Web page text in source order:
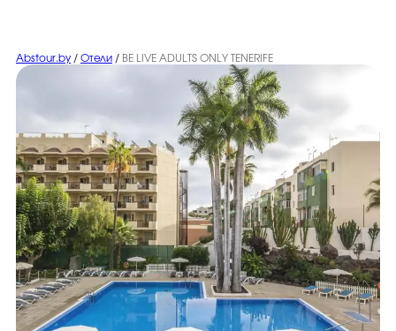
Abstour.by / Отели / BE LIVE ADULTS ONLY TENERIFE